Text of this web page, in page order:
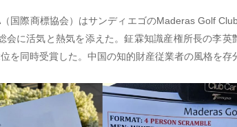
国際商標協会）はサンディエゴのMaderas Golf
会に活気と熱気を添えた。鉦霖知識産権所長の李
を同時受賞した。中国の知的財産従業者の風格を存